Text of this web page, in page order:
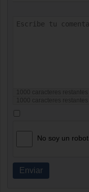
caracteres restantes
caracteres restantes
No soy un robot
Enviar